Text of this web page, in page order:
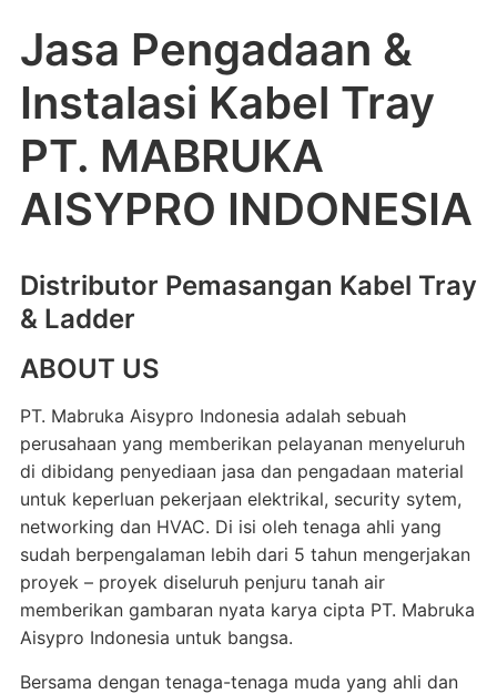
Jasa Pengadaan &
Instalasi Kabel Tray
PT. MABRUKA
AISYPRO INDONESIA
Distributor Pemasangan Kabel Tray
& Ladder
ABOUT US
PT. Mabruka Aisypro Indonesia adalah sebuah
perusahaan yang memberikan pelayanan menyeluruh
di dibidang penyediaan jasa dan pengadaan material
untuk keperluan pekerjaan elektrikal, security sytem,
networking dan HVAC. Di isi oleh tenaga ahli yang
sudah berpengalaman lebih dari 5 tahun mengerjakan
proyek – proyek diseluruh penjuru tanah air
memberikan gambaran nyata karya cipta PT. Mabruka
Aisypro Indonesia untuk bangsa.
Bersama dengan tenaga-tenaga muda yang ahli dan